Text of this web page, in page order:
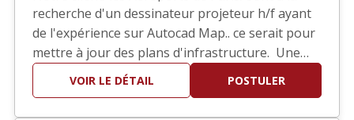
recherche d'un dessinateur projeteur h/f ayant
de l'expérience sur Autocad Map.. ce serait pour
mettre à jour des plans d'infrastructure. Une
bonne connaissance des SIG est demandée. Il
s'agit d'une mission d'intérim de 6 mois basée
VOIR LE DÉTAIL POSTULER